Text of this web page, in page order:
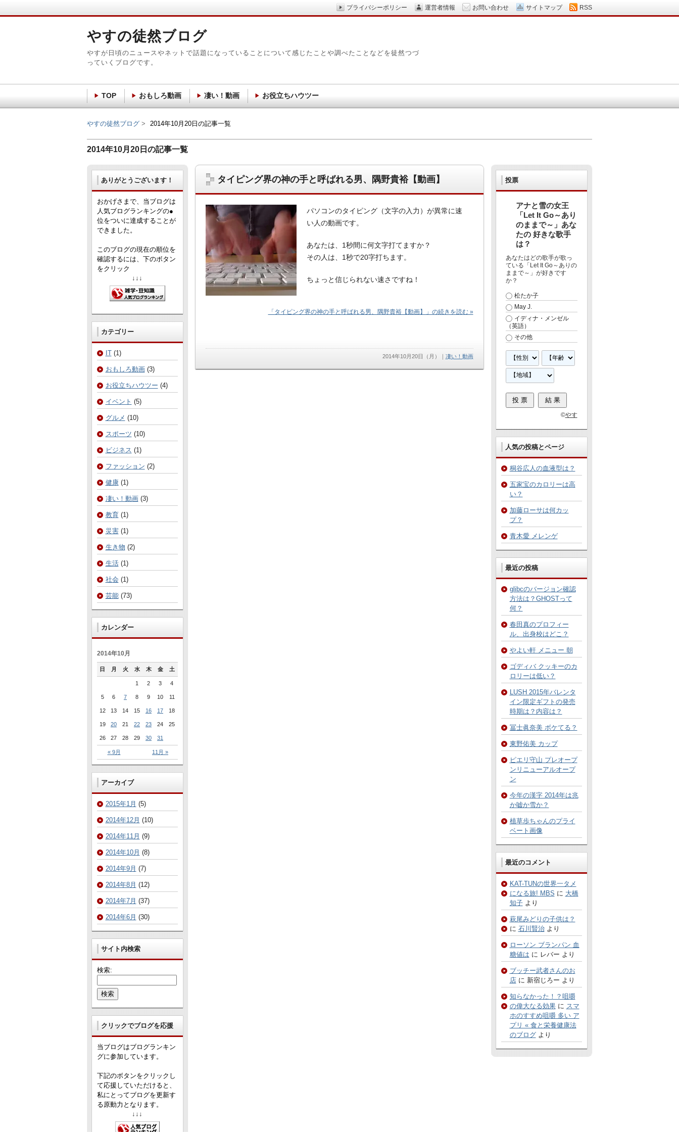
2014年10月20日の記事一覧
タイピング界の神の手と呼ばれる男、隅野貴裕【動画】
パソコンのタイピング（文字の入力）が異常に速
い人の動画です。
あなたは、1秒間に何文字打てますか？
その人は、1秒で20字打ちます。
ちょっと信じられない速さですね！
「タイピング界の神の手と呼ばれる男、隅野貴裕【動画】」の続きを読む »
2014年10月20日（月） ｜ 凄い！動画
ありがとうございます！
おかげさまで、当ブログは
人気ブログランキングの●
位をついに達成することが
できました。
このブログの現在の順位を
確認するには、下のボタン
をクリック
↓↓↓
カテゴリー
IT(1)
おもしろ動画(3)
お役立ちハウツー (4)
イベント (5)
グルメ (10)
スポーツ (10)
ビジネス (1)
ファッション (2)
健康(1)
凄い！動画(3)
教育(1)
災害(1)
生き物 (2)
生活(1)
社会 (1)
芸能(73)
カレンダー
2014年10月
日 月 火 水 木 金 土
« 9月 11月 »
1 2 3 4
5 6 7 8 9 10 11
12 13 14 15 16 17 18
19 20 21 22 23 24 25
26 27 28 29 30 31
アーカイブ
2015年1月 (5)
2014年12月 (10)
2014年11月 (9)
2014年10月 (8)
2014年9月 (7)
2014年8月 (12)
2014年7月 (37)
2014年6月 (30)
サイト内検索
検索:
クリックでブログを応援
当ブログはブログランキン
グに参加しています。
下記のボタンをクリックし
て応援していただけると、
私にとってブログを更新す
る原動力となります。
↓↓↓
投票
アナと雪の女王
「Let It Go～あり
のままで～」あな
たの 好きな歌手
は？
あなたはどの歌手が歌っ
ている「Let It Go～ありの
ままで～」が好きです
か？
松たか子
May J.
イディナ・メンゼル
（英語）
その他
©やす
人気の投稿とページ
桐谷広人の血液型は？
五家宝のカロリーは高
い？
加藤ローサは何カッ
プ？
青木愛 メレンゲ
最近の投稿
glibcのバージョン確認
方法は？GHOSTって
何？
春田真のプロフィー
ル、出身校はどこ？
やよい軒 メニュー 朝
ゴディバ クッキーのカ
ロリーは低い？
LUSH 2015年バレンタ
イン限定ギフトの発売
時期は？内容は？
冨士眞奈美 ボケてる？
東野佑美 カップ
ピエリ守山 プレオープ
ンリニューアルオープ
ン
今年の漢字 2014年は兆
か嘘か雪か？
植草歩ちゃんのプライ
ベート画像
最近のコメント
KAT-TUNの世界一タメ
になる旅! MBS に 大橋
知子より
萩尾みどりの子供は？
に 石川賢治より
ローソン ブランパン 血
糖値は に レバー より
ブッチー武者さんのお
店に 新宿じろー より
知らなかった！？咀嚼
の偉大なる効果に スマ
ホのすすめ咀嚼 多い ア
プリ « 食と栄養健康法
のブログより
やすの徒然ブログ 2014年10月20日の記事一覧
やすの徒然ブログ
やすが日頃のニュースやネットで話題になっていることについて感じたことや調べたことなどを徒然つづ
っていくブログです。
TOP おもしろ動画 凄い！動画 お役立ちハウツー
運営者情報 お問い合わせ サイトマップ RSS
プライバシーポリシー